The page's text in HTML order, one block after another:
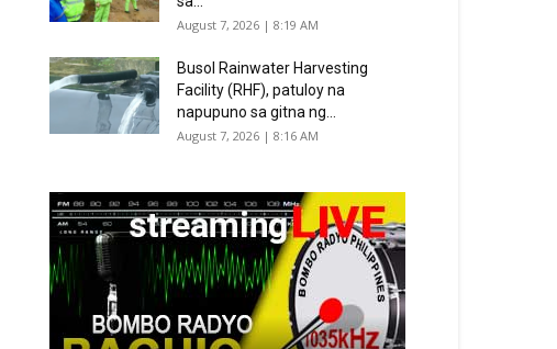
August 7, 2026 | 8:19 AM
Busol Rainwater Harvesting
Facility (RHF), patuloy na
napupuno sa gitna ng...
August 7, 2026 | 8:16 AM